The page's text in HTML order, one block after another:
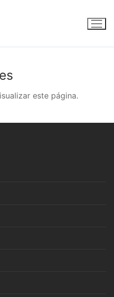
este página.